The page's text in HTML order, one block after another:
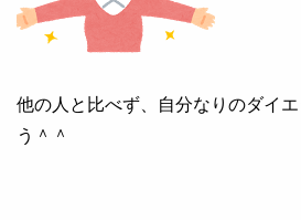
他の人と比べず、自分なりのダイ
う＾＾